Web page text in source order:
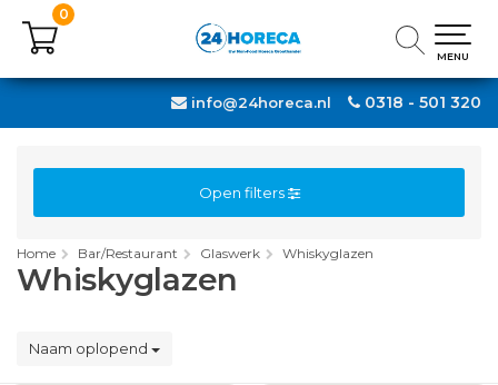
0318 - 501 320
info@24horeca.nl
0
MENU
0
MENU
Open filters
Home Bar/Restaurant Glaswerk Whiskyglazen
Whiskyglazen
Naam oplopend